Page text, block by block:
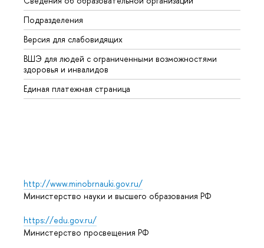
Подразделения
Версия для слабовидящих
ВШЭ для людей с ограниченными возможностями
здоровья и инвалидов
Единая платежная страница
http://www.minobrnauki.gov.ru/
Министерство науки и высшего образования РФ
https://edu.gov.ru/
Министерство просвещения РФ